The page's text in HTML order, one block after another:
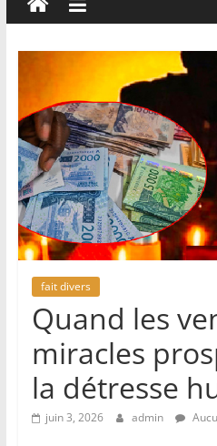
fait divers
Quand les
miracles
la détresse
juin 3, 2026 admin